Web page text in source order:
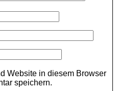
Website in diesem Browser
speichern.